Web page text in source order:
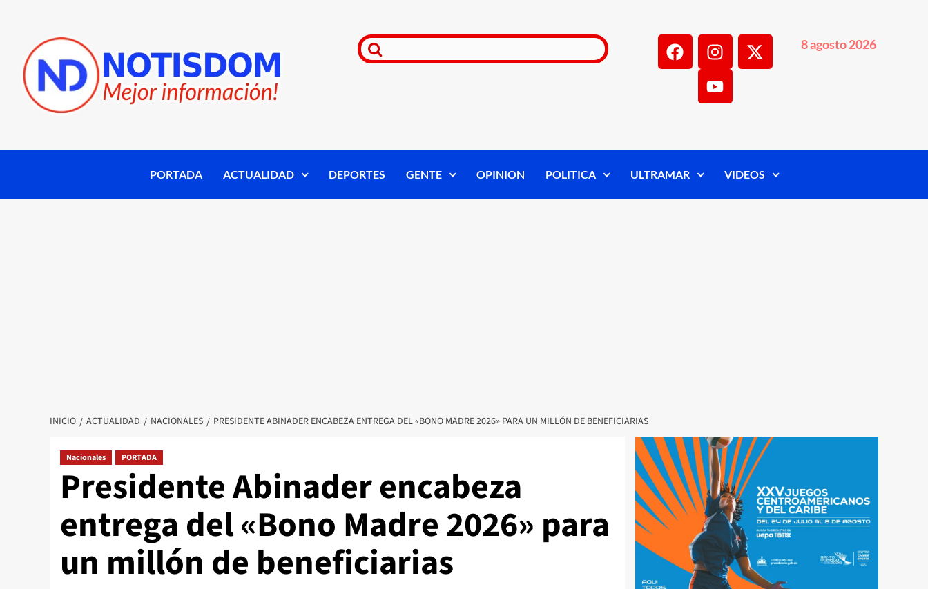
8 agosto 2026
PORTADA ACTUALIDAD DEPORTES GENTE OPINION POLITICA ULTRAMAR VIDEOS
INICIO ACTUALIDAD NACIONALES PRESIDENTE ABINADER ENCABEZA ENTREGA DEL «BONO MADRE 2026» PARA UN MILLÓN DE BENEFICIARIAS
Nacionales PORTADA
Presidente Abinader encabeza
entrega del «Bono Madre 2026» para
un millón de beneficiarias